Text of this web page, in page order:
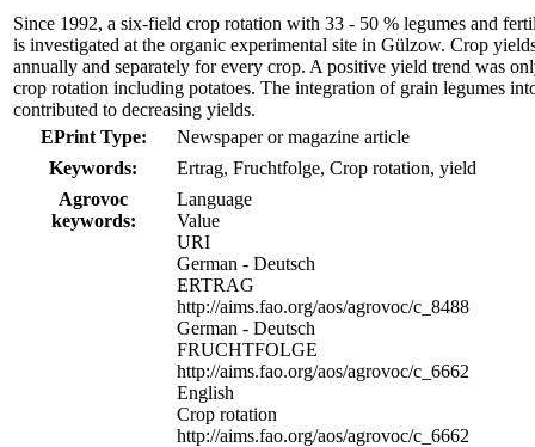
Since 1992, a six-field crop rotation with 33 - 50 % legumes and
is investigated at the organic experimental site in Gülzow. Crop
annually and separately for every crop. A positive yield trend was
crop rotation including potatoes. The integration of grain legumes
contributed to decreasing yields.
EPrint Type:
Newspaper or magazine article
Keywords:
Ertrag, Fruchtfolge, Crop rotation, yield
Agrovoc
keywords:
Language
Value
URI
German - Deutsch
ERTRAG
http://aims.fao.org/aos/agrovoc/c_8488
German - Deutsch
FRUCHTFOLGE
http://aims.fao.org/aos/agrovoc/c_6662
English
Crop rotation
http://aims.fao.org/aos/agrovoc/c_6662